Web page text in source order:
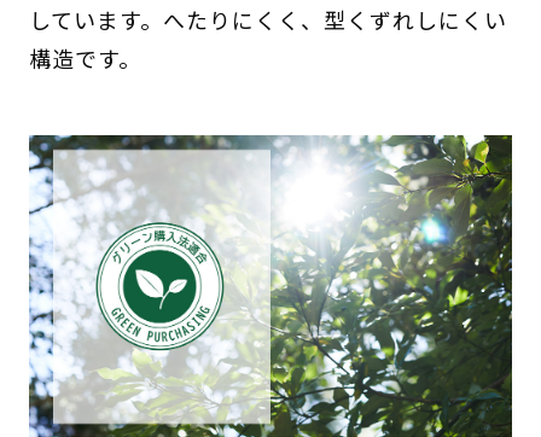
しています。へたりにくく、型くずれしにくい
構造です。